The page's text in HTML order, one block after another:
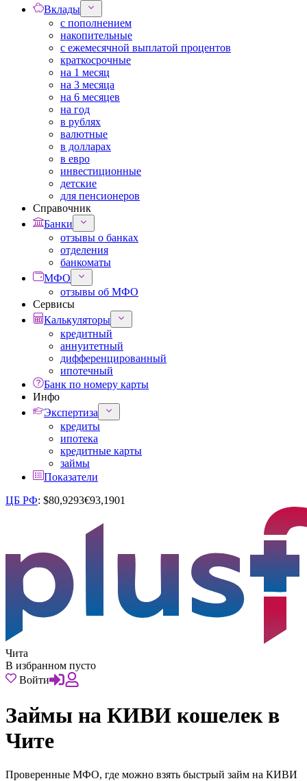
Вклады
с пополнением
накопительные
с ежемесячной выплатой процентов
краткосрочные
на 1 месяц
на 3 месяца
на 6 месяцев
на год
в рублях
валютные
в долларах
в евро
инвестиционные
детские
для пенсионеров
Справочник
Банки
отзывы о банках
отделения
банкоматы
МФО
отзывы об МФО
Сервисы
Калькуляторы
кредитный
аннуитетный
дифференцированный
ипотечный
Банк по номеру карты
Инфо
Экспертиза
кредиты
ипотека
кредитные карты
займы
Показатели
ЦБ РФ: $80,9293€93,1901
Чита
В избранном пусто
Войти
Займы на КИВИ кошелек в
Чите
Проверенные МФО, где можно взять быстрый займ на КИВИ